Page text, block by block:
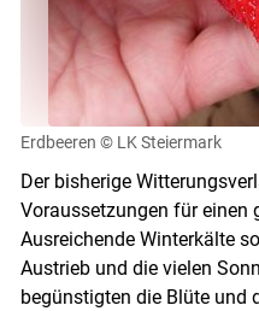
Erdbeeren © LK Steiermark
Der bisherige
Voraussetzungen für einen
Ausreichende Winterkälte
Austrieb und die vielen
begünstigten die Blüte und